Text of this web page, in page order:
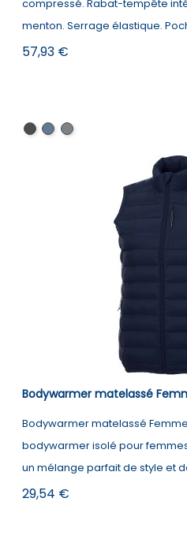
compressé. Rabat-tempête
menton. Serrage élastique.
Prix
57,93 €
NoirMarineAnthracite
Bodywarmer matelassé
Bodywarmer matelassé
bodywarmer isolé pour
un mélange parfait de style et
Prix
29,54 €